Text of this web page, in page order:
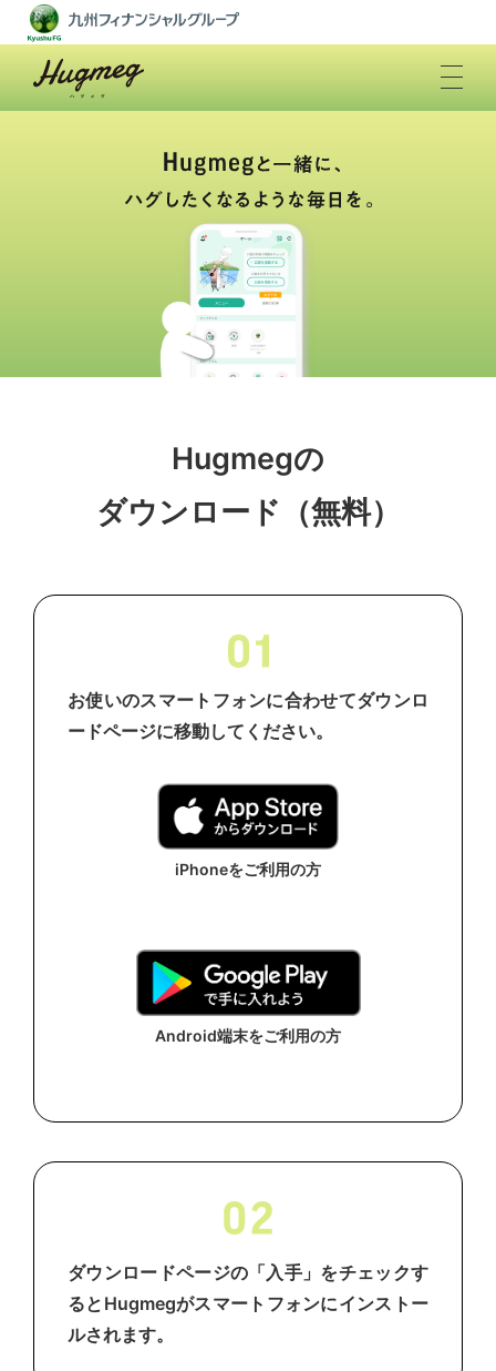
TOP
アプリのはじめ方
⼝座開設
地域密着コンテンツ
利用規約
プライバシーポリシー
利用者情報の外部送信について
Inc.の商標または登録商標です。
Hugmegの
ダウンロード（無料）
お使いのスマートフォンに合わせてダウンロ
ードページに移動してください。
iPhoneをご利用の方
Android端末をご利用の方
ダウンロードページの「入手」をチェックす
るとHugmegがスマートフォンにインストー
ルされます。